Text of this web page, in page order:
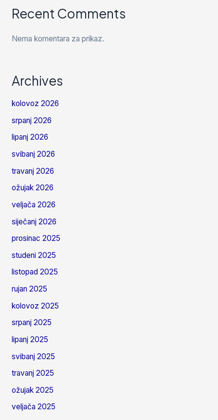
Recent Comments
Nema komentara za prikaz.
Archives
kolovoz 2026
srpanj 2026
lipanj 2026
svibanj 2026
travanj 2026
ožujak 2026
veljača 2026
siječanj 2026
prosinac 2025
studeni 2025
listopad 2025
rujan 2025
kolovoz 2025
srpanj 2025
lipanj 2025
svibanj 2025
travanj 2025
ožujak 2025
veljača 2025